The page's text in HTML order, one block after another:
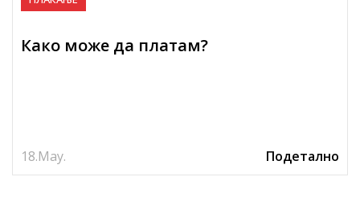
18.May.
Како може да платам?
Подетално